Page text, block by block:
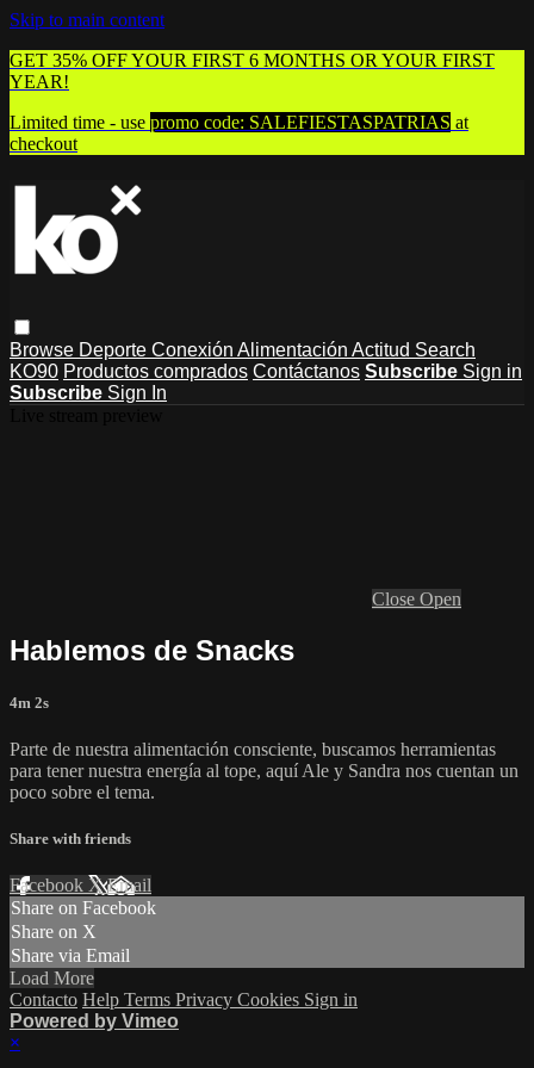
Skip to main content
GET 35% OFF YOUR FIRST 6 MONTHS OR YOUR FIRST
YEAR!
Limited time - use promo code: SALEFIESTASPATRIAS at
checkout
Browse Deporte Conexión Alimentación Actitud Search
KO90 Productos comprados Contáctanos Subscribe Sign in
Subscribe Sign In
Close Open
Hablemos de Snacks
4m 2s
Parte de nuestra alimentación consciente, buscamos herramientas
para tener nuestra energía al tope, aquí Ale y Sandra nos cuentan un
poco sobre el tema.
Share with friends
Facebook XEmail
Share on Facebook
Share on X
Share via Email
Load More
Contacto Help Terms Privacy Cookies Sign in
Powered by Vimeo
×